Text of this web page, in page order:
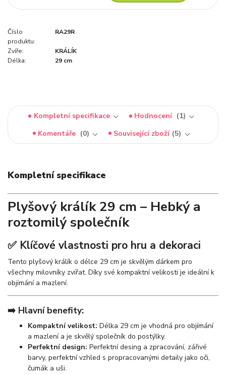
Číslo
produktu:
RA29R
Zvíře:
KRÁLÍK
Délka:
29 cm
Kompletní specifikace Hodnocení
1
Komentáře
0 Související zboží 5
Kompletní specifikace
Plyšový králík 29 cm – Hebký a
roztomilý společník
✅ Klíčové vlastnosti pro hru a dekoraci
Tento plyšový králík o délce 29 cm je skvělým dárkem pro
všechny milovníky zvířat. Díky své kompaktní velikosti je ideální k
objímání a mazlení.
➡️ Hlavní benefity:
Kompaktní velikost: Délka 29 cm je vhodná pro objímání
a mazlení a je skvělý společník do postýlky.
Perfektní design: Perfektní desing a zpracování, zářivé
barvy, perfektní vzhled s propracovanými detaily jako oči,
čumák a uši.